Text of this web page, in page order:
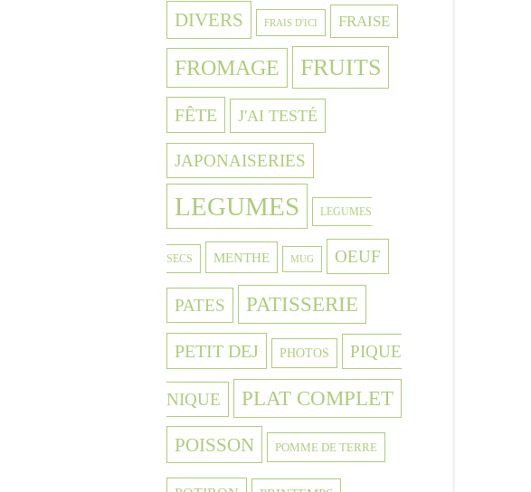
DIVERS FRAIS D'ICI FRAISE
FROMAGE FRUITS
FÊTE J'AI TESTÉ
JAPONAISERIES
LEGUMES LEGUMES
SECS MENTHE MUG OEUF
PATES PATISSERIE
PETIT DEJ PHOTOS PIQUE
NIQUE PLAT COMPLET
POISSON POMME DE TERRE